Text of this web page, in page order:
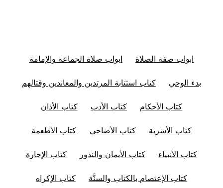
ابواب صفة الصلاة ابواب صلاة الجماعة والإمامة
بدء الوحي كتاب استتابة المرتدين والمعاندين وقتالهم
كتاب الأحكام كتاب الأدب كتاب الأذان
كتاب الأشربة كتاب الأضاحي كتاب الأطعمة
كتاب الأنبياء كتاب الأيمان والنذور كتاب الإجارة
كتاب الإعتصام بالكتاب والسنَّة كتاب الإكراه